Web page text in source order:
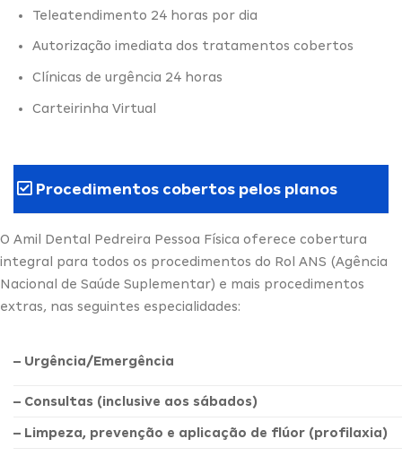
Teleatendimento 24 horas por dia
Autorização imediata dos tratamentos cobertos
Clínicas de urgência 24 horas
Carteirinha Virtual
Procedimentos cobertos pelos planos
O Amil Dental Pedreira Pessoa Física oferece cobertura
integral para todos os procedimentos do Rol ANS (Agência
Nacional de Saúde Suplementar) e mais procedimentos
extras, nas seguintes especialidades:
– Urgência/Emergência
– Consultas (inclusive aos sábados)
– Limpeza, prevenção e aplicação de flúor (profilaxia)